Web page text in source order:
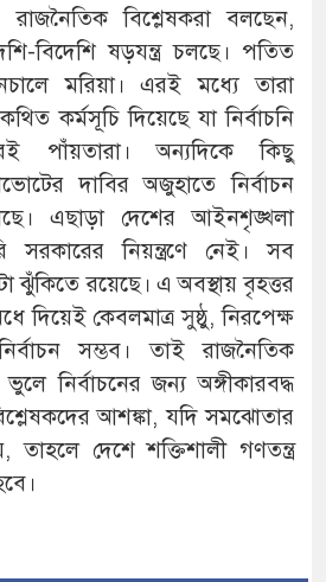
রাজনৈতিক বিশ্লেষকরা বলছেন,
বিদেশি ষড়যন্ত্র চলছে। পতিত
মরিয়া। এরই মধ্যে তারা
কর্মসূচি দিয়েছে যা নির্বাচনি
পাঁয়তারা। অন্যদিকে কিছু
দাবির অজুহাতে নির্বাচন
এছাড়া দেশের আইনশৃঙ্খলা
সরকারের নিয়ন্ত্রণে নেই। সব
ঝুঁকিতে রয়েছে। এ অবস্থায় বৃহত্তর
দিয়েই কেবলমাত্র সুষ্ঠু, নিরপেক্ষ
সম্ভব। তাই রাজনৈতিক
নির্বাচনের জন্য অঙ্গীকারবদ্ধ
আশঙ্কা, যদি সমঝোতার
তাহলে দেশে শক্তিশালী গণতন্ত্র